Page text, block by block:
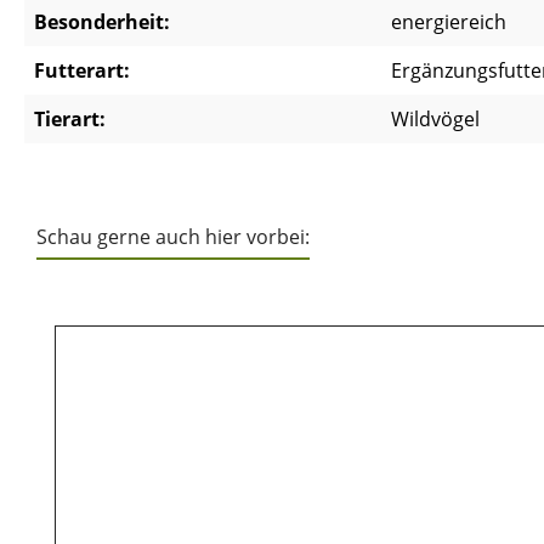
Besonderheit:
energiereich
Futterart:
Tierart:
Wildvögel
Schau gerne auch hier vorbei: